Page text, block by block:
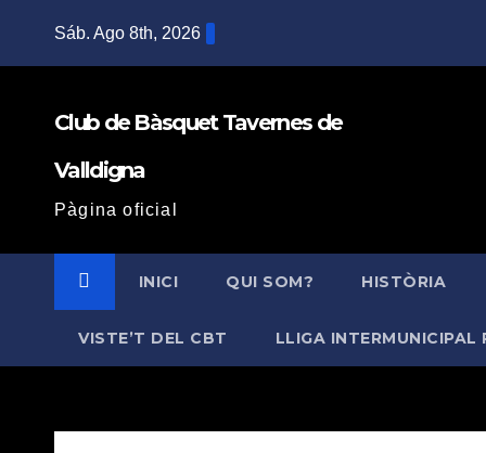
Sáb. Ago 8th, 2026
Club de Bàsquet Tavernes de
Valldigna
Pàgina oficial
INICI QUI SOM? HISTÒRIA
VISTE’T DEL CBT LLIGA INTERMUNICIPAL